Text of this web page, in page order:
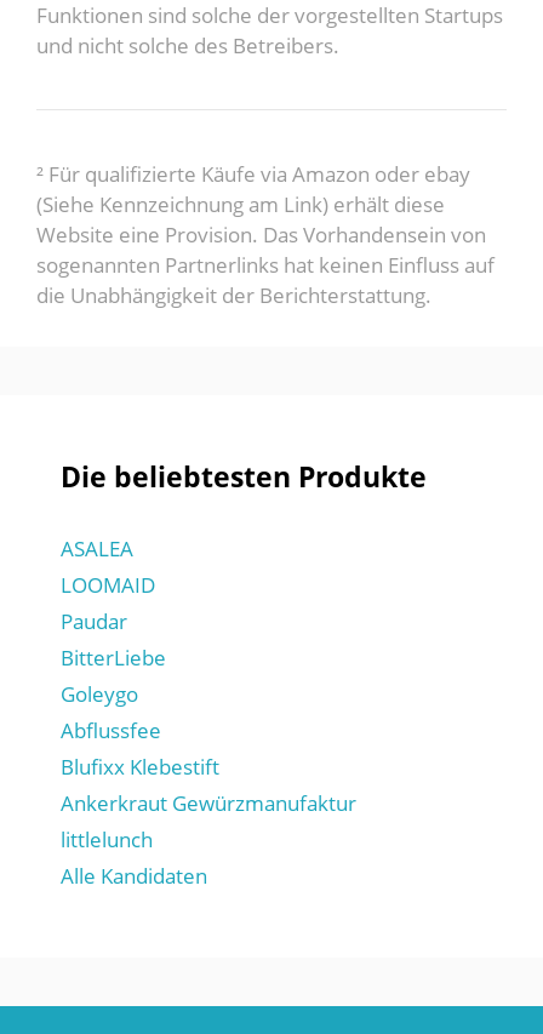
Funktionen sind solche der vorgestellten Startups
und nicht solche des Betreibers.
² Für qualifizierte Käufe via Amazon oder ebay
(Siehe Kennzeichnung am Link) erhält diese
Website eine Provision. Das Vorhandensein von
sogenannten Partnerlinks hat keinen Einfluss auf
die Unabhängigkeit der Berichterstattung.
Die beliebtesten Produkte
ASALEA
LOOMAID
Paudar
BitterLiebe
Goleygo
Abflussfee
Blufixx Klebestift
Ankerkraut Gewürzmanufaktur
littlelunch
Alle Kandidaten